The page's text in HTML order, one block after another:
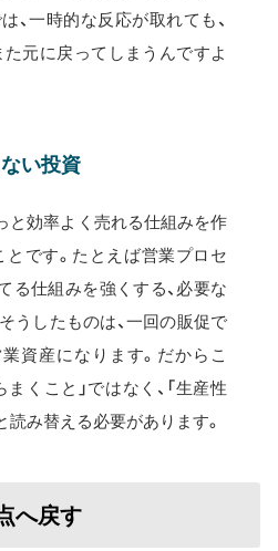
、一時的な反応が取れても、
元に戻ってしまうんですよ
い投資
と効率よく売れる仕組みを作
です。たとえば営業プロセ
る仕組みを強くする、必要な
うしたものは、一回の販促で
資産になります。だからこ
くこと」ではなく、「生産性
読み替える必要があります。
へ戻す